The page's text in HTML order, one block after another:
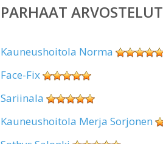
PARHAAT ARVOSTELUT
Kauneushoitola Norma
Face-Fix
Sariinala
Kauneushoitola Merja Sorjonen